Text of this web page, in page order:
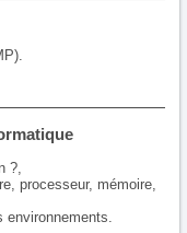
?,
processeur, mémoire,
environnements.